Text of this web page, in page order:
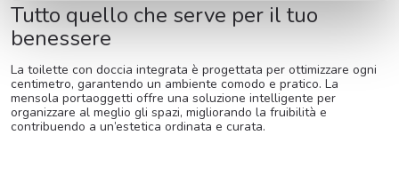
Tutto quello che serve per il tuo
benessere
La toilette con doccia integrata è progettata per ottimizzare ogni
centimetro, garantendo un ambiente comodo e pratico. La
mensola portaoggetti offre una soluzione intelligente per
organizzare al meglio gli spazi, migliorando la fruibilità e
contribuendo a un’estetica ordinata e curata.